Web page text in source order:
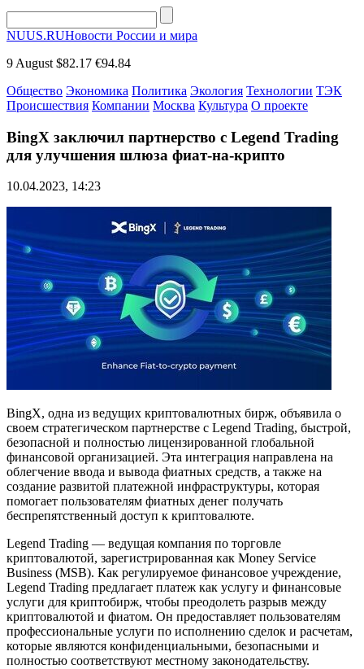
NUUS.RUНовости России и мира
9 August $82.17 €94.84
Общество Экономика Политика Экология Технологии ТЭК
Происшествия Компании Москва Культура О проекте
BingX заключил партнерство с Legend Trading
для улучшения шлюза фиат-на-крипто
10.04.2023, 14:23
BingX, одна из ведущих криптовалютных бирж, объявила о
своем стратегическом партнерстве с Legend Trading, быстрой,
безопасной и полностью лицензированной глобальной
финансовой организацией. Эта интеграция направлена на
облегчение ввода и вывода фиатных средств, а также на
создание развитой платежной инфраструктуры, которая
помогает пользователям фиатных денег получать
беспрепятственный доступ к криптовалюте.
Legend Trading — ведущая компания по торговле
криптовалютой, зарегистрированная как Money Service
Business (MSB). Как регулируемое финансовое учреждение,
Legend Trading предлагает платеж как услугу и финансовые
услуги для криптобирж, чтобы преодолеть разрыв между
криптовалютой и фиатом. Он предоставляет пользователям
профессиональные услуги по исполнению сделок и расчетам,
которые являются конфиденциальными, безопасными и
полностью соответствуют местному законодательству.